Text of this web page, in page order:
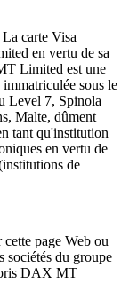
carte Visa
en vertu de sa
Limited est une
sous le
Level 7, Spinola
Malte, dûment
tant qu'institution
en vertu de
de
page Web ou
sociétés du groupe
DAX MT